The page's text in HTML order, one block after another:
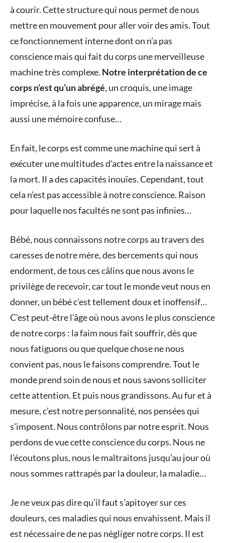
à courir. Cette structure qui nous permet de nous
mettre en mouvement pour aller voir des amis. Tout
ce fonctionnement interne dont on n’a pas
conscience mais qui fait du corps une merveilleuse
machine très complexe. Notre interprétation de ce
corps n’est qu’un abrégé, un croquis, une image
imprécise, à la fois une apparence, un mirage mais
aussi une mémoire confuse…
En fait, le corps est comme une machine qui sert à
exécuter une multitudes d’actes entre la naissance et
la mort. Il a des capacités inouïes. Cependant, tout
cela n’est pas accessible à notre conscience. Raison
pour laquelle nos facultés ne sont pas infinies…
Bébé, nous connaissons notre corps au travers des
caresses de notre mère, des bercements qui nous
endorment, de tous ces câlins que nous avons le
privilège de recevoir, car tout le monde veut nous en
donner, un bébé c’est tellement doux et inoffensif…
C’est peut-être l’âge où nous avons le plus conscience
de notre corps : la faim nous fait souffrir, dès que
nous fatiguons ou que quelque chose ne nous
convient pas, nous le faisons comprendre. Tout le
monde prend soin de nous et nous savons solliciter
cette attention. Et puis nous grandissons. Au fur et à
mesure, c’est notre personnalité, nos pensées qui
s’imposent. Nous contrôlons par notre esprit. Nous
perdons de vue cette conscience du corps. Nous ne
l’écoutons plus, nous le maltraitons jusqu’au jour où
nous sommes rattrapés par la douleur, la maladie…
Je ne veux pas dire qu’il faut s’apitoyer sur ces
douleurs, ces maladies qui nous envahissent. Mais il
est nécessaire de ne pas négliger notre corps. Il est